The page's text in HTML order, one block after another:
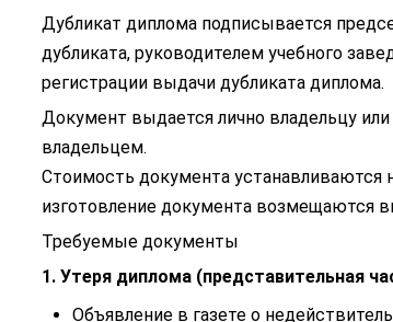
Дубликат диплома подписывается
дубликата, руководителем учебного
регистрации выдачи дубликата диплома.
Документ выдается лично владельцу
владельцем.
Стоимость документа устанавливаются
изготовление документа возмещаются
Требуемые документы
1. Утеря диплома (представительная
Объявление в газете о